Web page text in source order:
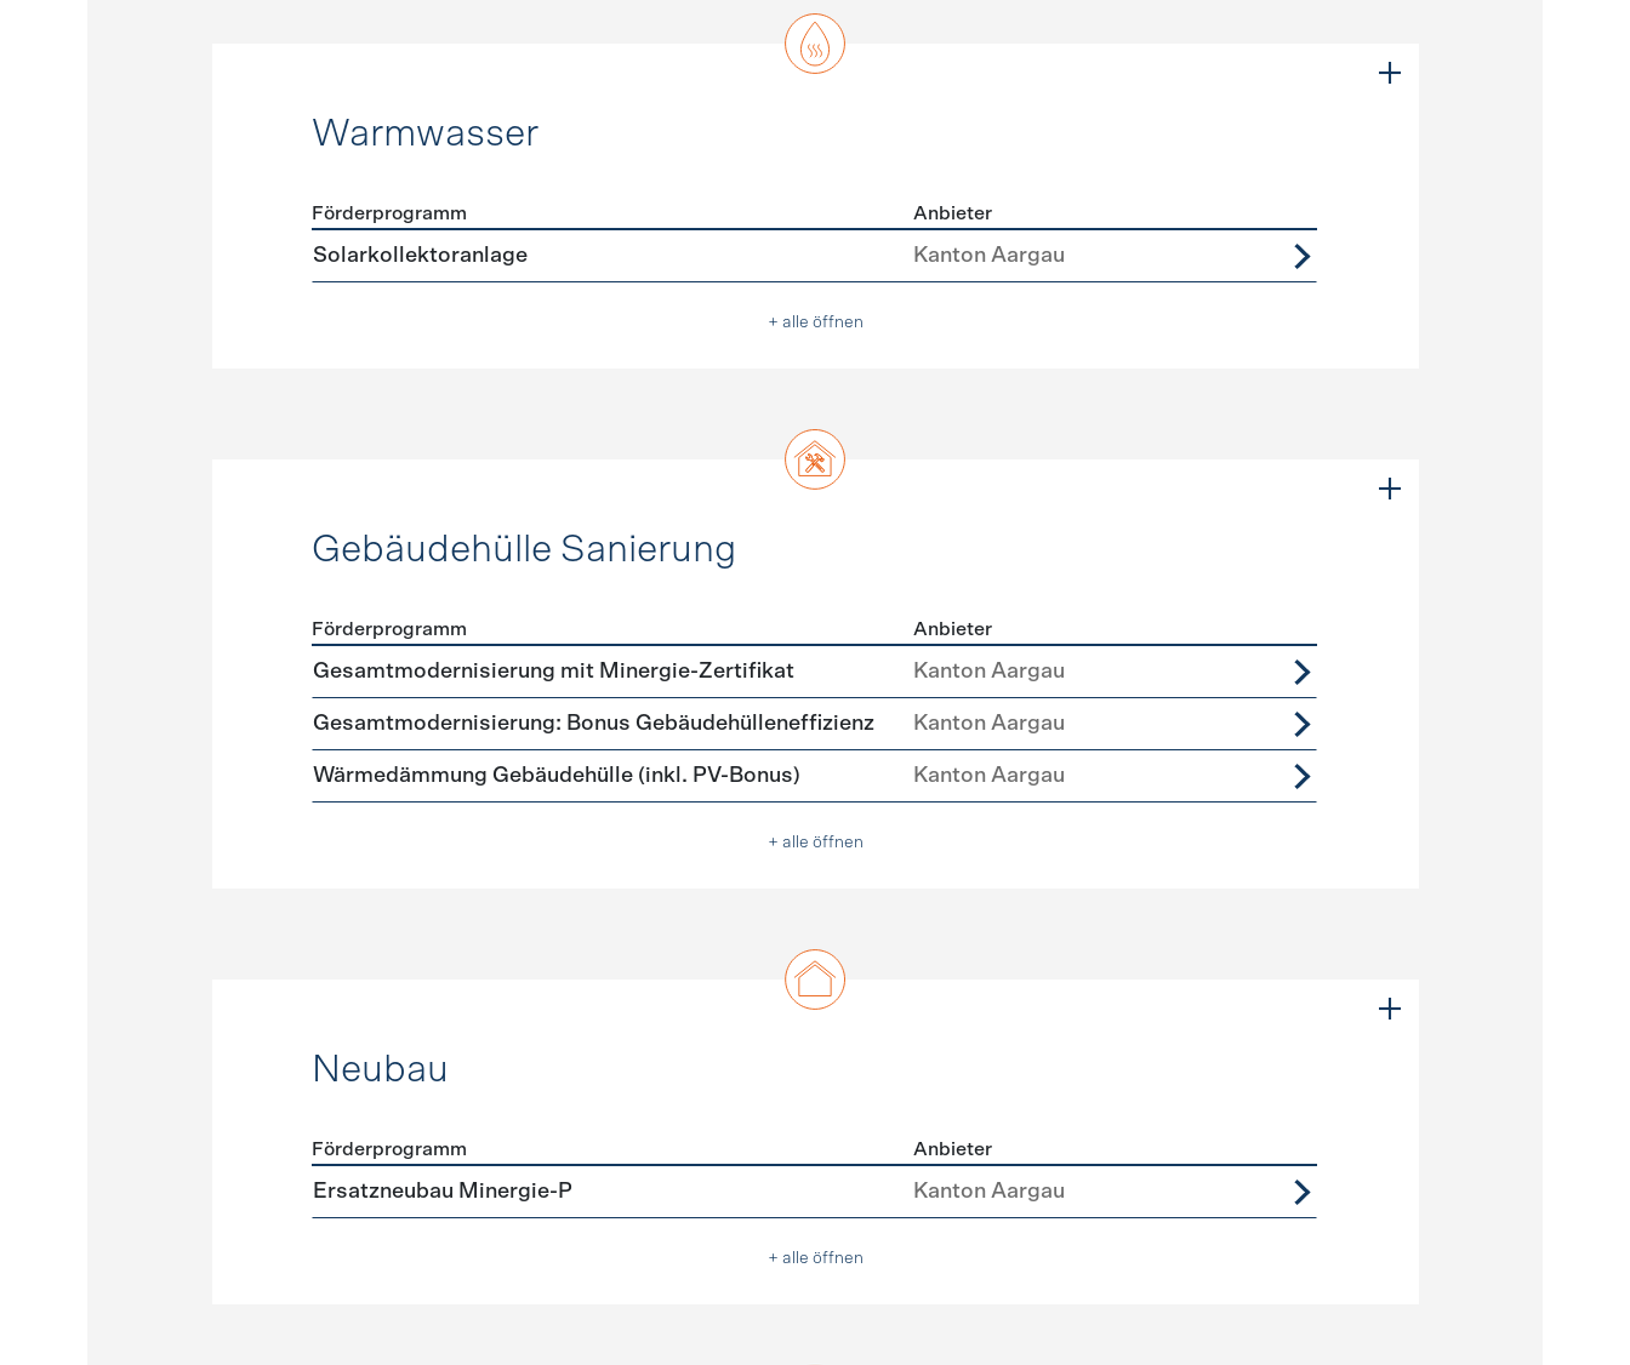
Warmwasser
Förderprogramme Warmwasser
Förderprogramm Anbieter
Solarkollektoranlage Kanton Aargau
+ alle öffnen
Gebäudehülle Sanierung
Förderprogramme Gebäudehülle Sanierung
Förderprogramm Anbieter
Gesamtmodernisierung mit Minergie-Zertifikat Kanton Aargau
Gesamtmodernisierung: Bonus Gebäudehülleneffizienz Kanton Aargau
Wärmedämmung Gebäudehülle (inkl. PV-Bonus) Kanton Aargau
+ alle öffnen
Neubau
Förderprogramme Neubau
Förderprogramm Anbieter
Ersatzneubau Minergie-P Kanton Aargau
+ alle öffnen